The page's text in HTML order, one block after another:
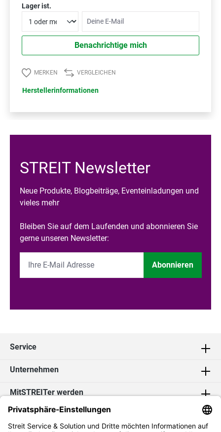
Lager ist.
Benachrichtige mich
MERKEN VERGLEICHEN
Herstellerinformationen
STREIT Newsletter
Neue Produkte, Blogbeiträge, Eventeinladungen und
vieles mehr
Bleiben Sie auf dem Laufenden und abonnieren Sie
gerne unseren Newsletter:
Abonnieren
Service
Unternehmen
MitSTREITer werden
Kontakt